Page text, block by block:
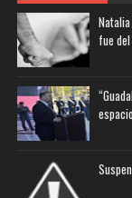
fue